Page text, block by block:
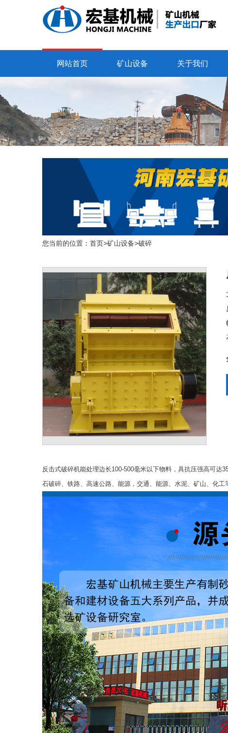
网站首页 矿山设备 关于我们
您当前的位置： 首页>矿山设备>破碎
反击式破碎机能处理边长100-500毫米以下物料，具抗压强高可
石破碎、铁路、高速公路、能源，交通、能源、水泥、矿山、化